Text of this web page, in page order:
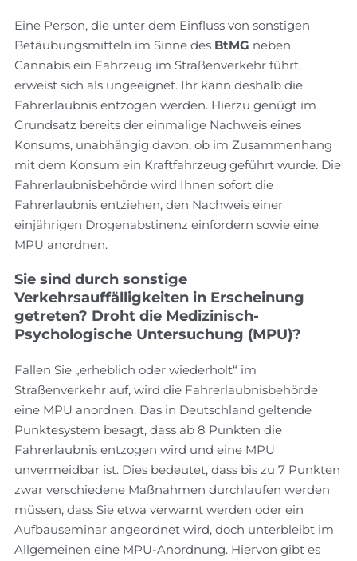
Eine Person, die unter dem Einfluss von sonstigen
Betäubungsmitteln im Sinne des BtMG neben
Cannabis ein Fahrzeug im Straßenverkehr führt,
erweist sich als ungeeignet. Ihr kann deshalb die
Fahrerlaubnis entzogen werden. Hierzu genügt im
Grundsatz bereits der einmalige Nachweis eines
Konsums, unabhängig davon, ob im Zusammenhang
mit dem Konsum ein Kraftfahrzeug geführt wurde. Die
Fahrerlaubnisbehörde wird Ihnen sofort die
Fahrerlaubnis entziehen, den Nachweis einer
einjährigen Drogenabstinenz einfordern sowie eine
MPU anordnen.
Sie sind durch sonstige
Verkehrsauffälligkeiten in Erscheinung
getreten? Droht die Medizinisch-
Psychologische Untersuchung (MPU)?
Fallen Sie „erheblich oder wiederholt“ im
Straßenverkehr auf, wird die Fahrerlaubnisbehörde
eine MPU anordnen. Das in Deutschland geltende
Punktesystem besagt, dass ab 8 Punkten die
Fahrerlaubnis entzogen wird und eine MPU
unvermeidbar ist. Dies bedeutet, dass bis zu 7 Punkten
zwar verschiedene Maßnahmen durchlaufen werden
müssen, dass Sie etwa verwarnt werden oder ein
Aufbauseminar angeordnet wird, doch unterbleibt im
Allgemeinen eine MPU-Anordnung. Hiervon gibt es